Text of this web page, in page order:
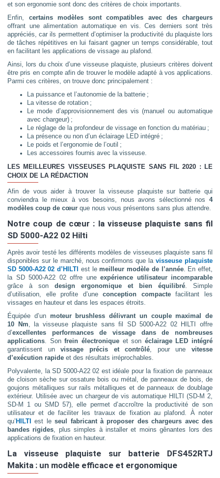
et son ergonomie sont donc des critères de choix importants.
Enfin, certains modèles sont compatibles avec des chargeurs
offrant une alimentation automatique en vis. Ces derniers sont très
appréciés, car ils permettent d’optimiser la productivité du plaquiste lors
de tâches répétitives en lui faisant gagner un temps considérable, tout
en facilitant les applications de vissage au plafond.
Ainsi, lors du choix d’une visseuse plaquiste, plusieurs critères doivent
être pris en compte afin de trouver le modèle adapté à vos applications.
Parmi ces critères, on trouve donc principalement :
La puissance et l’autonomie de la batterie ;
La vitesse de rotation ;
Le mode d’approvisionnement des vis (manuel ou automatique
avec chargeur) ;
Le réglage de la profondeur de vissage en fonction du matériau ;
La présence ou non d’un éclairage LED intégré ;
Le poids et l’ergonomie de l’outil ;
Les accessoires fournis avec la visseuse.
LES MEILLEURES VISSEUSES PLAQUISTE SANS FIL 2020 : LE
CHOIX DE LA RÉDACTION
Afin de vous aider à trouver la visseuse plaquiste sur batterie qui
conviendra le mieux à vos besoins, nous avons sélectionné nos 4
modèles coup de cœur que nous vous présentons sans plus attendre.
Notre coup de cœur : la visseuse plaquiste sans fil
SD 5000-A22 02 Hilti
Après avoir testé les différents modèles de visseuses plaquiste sans fil
disponibles sur le marché, nous confirmons que lavisseuse plaquiste
SD 5000-A22 02 d’HILTI
est lemeilleur modèle de l’année. En effet,
la SD 5000-A22 02 offre une expérience utilisateur incomparable
grâce à son design ergonomique et bien équilibré . Simple
d’utilisation, elle profite d’uneconception compactefacilitant les
vissages en hauteur et dans les espaces étroits.
Équipée d’un moteur brushless délivrant un couple maximal de
10 Nm , la visseuse plaquiste sans fil SD 5000-A22 02 HILTI offre
d’excellentes performances de vissage dans de nombreuses
applications . Sonfrein électroniqueet son éclairage LED intégré
garantissent unvissage précis et contrôlé , pour une vitesse
d’exécution rapide et des résultats irréprochables.
Polyvalente, la SD 5000-A22 02 est idéale pour la fixation de panneaux
de cloison sèche sur ossature bois ou métal, de panneaux de bois, de
goujons métalliques sur rails métalliques et de panneaux de doublage
extérieur. Utilisée avec un chargeur de vis automatique HILTI (SD-M 2,
SD-M 1 ou SMD 57), elle permet d’accroître la productivité de son
utilisateur et de faciliter les travaux de fixation au plafond. À noter
qu’ HILTI est leseul fabricant à proposer des chargeurs avec des
bandes rigides , plus simples à installer et moins gênantes lors des
applications de fixation en hauteur.
La visseuse plaquiste sur batterie DFS452RTJ
Makita : un modèle efficace et ergonomique